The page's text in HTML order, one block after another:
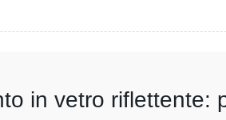
in vetro riflettente: